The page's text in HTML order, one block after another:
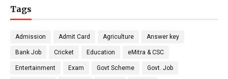
Tags
Admission Admit Card Agriculture Answer key
Bank Job Cricket Education eMitra & CSC
Entertainment Exam Govt Scheme Govt. Job